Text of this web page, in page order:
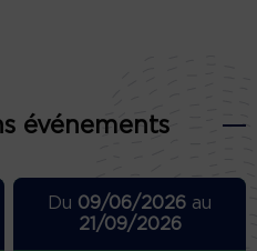
événements
Du 09/06/2026 au
21/09/2026